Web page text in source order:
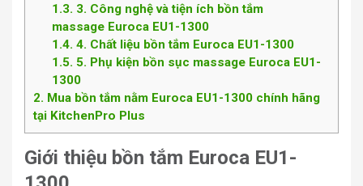
1.3 3. Công nghệ và tiện ích bồn tắm
massage Euroca EU1-1300
1.4 4. Chất liệu bồn tắm Euroca EU1-1300
1.5 5. Phụ kiện bồn sục massage Euroca EU1-
1300
2 Mua bồn tắm nằm Euroca EU1-1300 chính hãng
tại KitchenPro Plus
Giới thiệu bồn tắm Euroca EU1-